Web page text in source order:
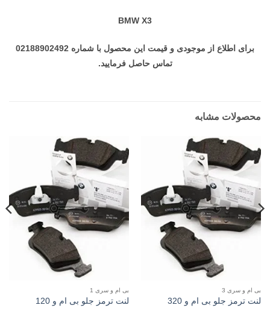
BMW X3
برای اطلاع از موجودی و قیمت این محصول با شماره 02188902492
تماس حاصل فرمایید.
محصولات مشابه
بی ام و سری 3
لنت ترمز جلو بی ام و 320
بی ام و سری 1
لنت ترمز جلو بی ام و 120